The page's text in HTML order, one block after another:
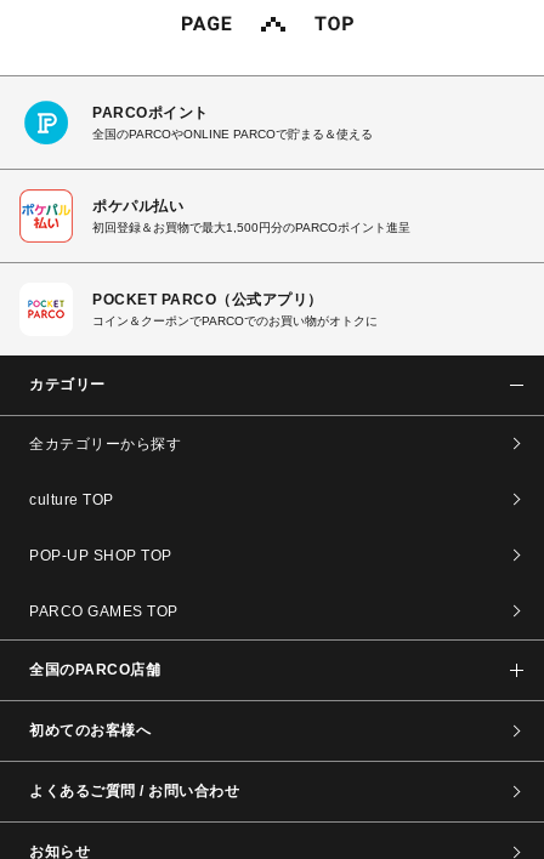
PARCOポイント
全国のPARCOやONLINE PARCOで貯まる＆使える
ポケパル払い
初回登録＆お買物で最大1,500円分のPARCOポイント進呈
POCKET PARCO（公式アプリ）
コイン＆クーポンでPARCOでのお買い物がオトクに
カテゴリー
全カテゴリーから探す
culture TOP
POP-UP SHOP TOP
PARCO GAMES TOP
全国のPARCO店舗
初めてのお客様へ
よくあるご質問 / お問い合わせ
お知らせ